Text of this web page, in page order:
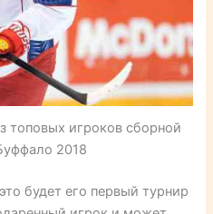
топовых игроков сборной
2018
будет его первый турнир